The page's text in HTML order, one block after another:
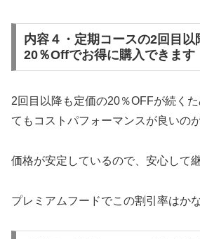
内容４・定期コースの2回目以
20％Offでお得に購入できます
2回目以降も定価の20％OFFが続く
てもコストパフォーマンスが良いの
価格が安定しているので、安心して
プレミアムフードでこの割引率はか